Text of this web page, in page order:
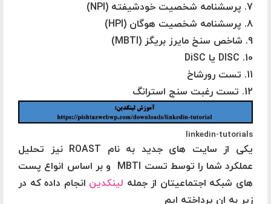
7. پرسشنامه شخصیت خودشیفته (NPI)
8. پرسشنامه شخصیت هوگان (HPI)
9. شاخص سنخ مایرز بریگز (MBTI)
10. DISC یا DiSC
11. تست رورشاخ
12. تست رغبت سنج استرانگ
linkedin-tutorials
یکی از سایت های جدید به نام ROAST نیز تحلیل
عملکرد شما را توسط تست MBTI و بر اساس انواع پست
های شبکه اجتماعیتان از جمله لینکدین انجام داده که در
زیر به ان پرداخته ایم